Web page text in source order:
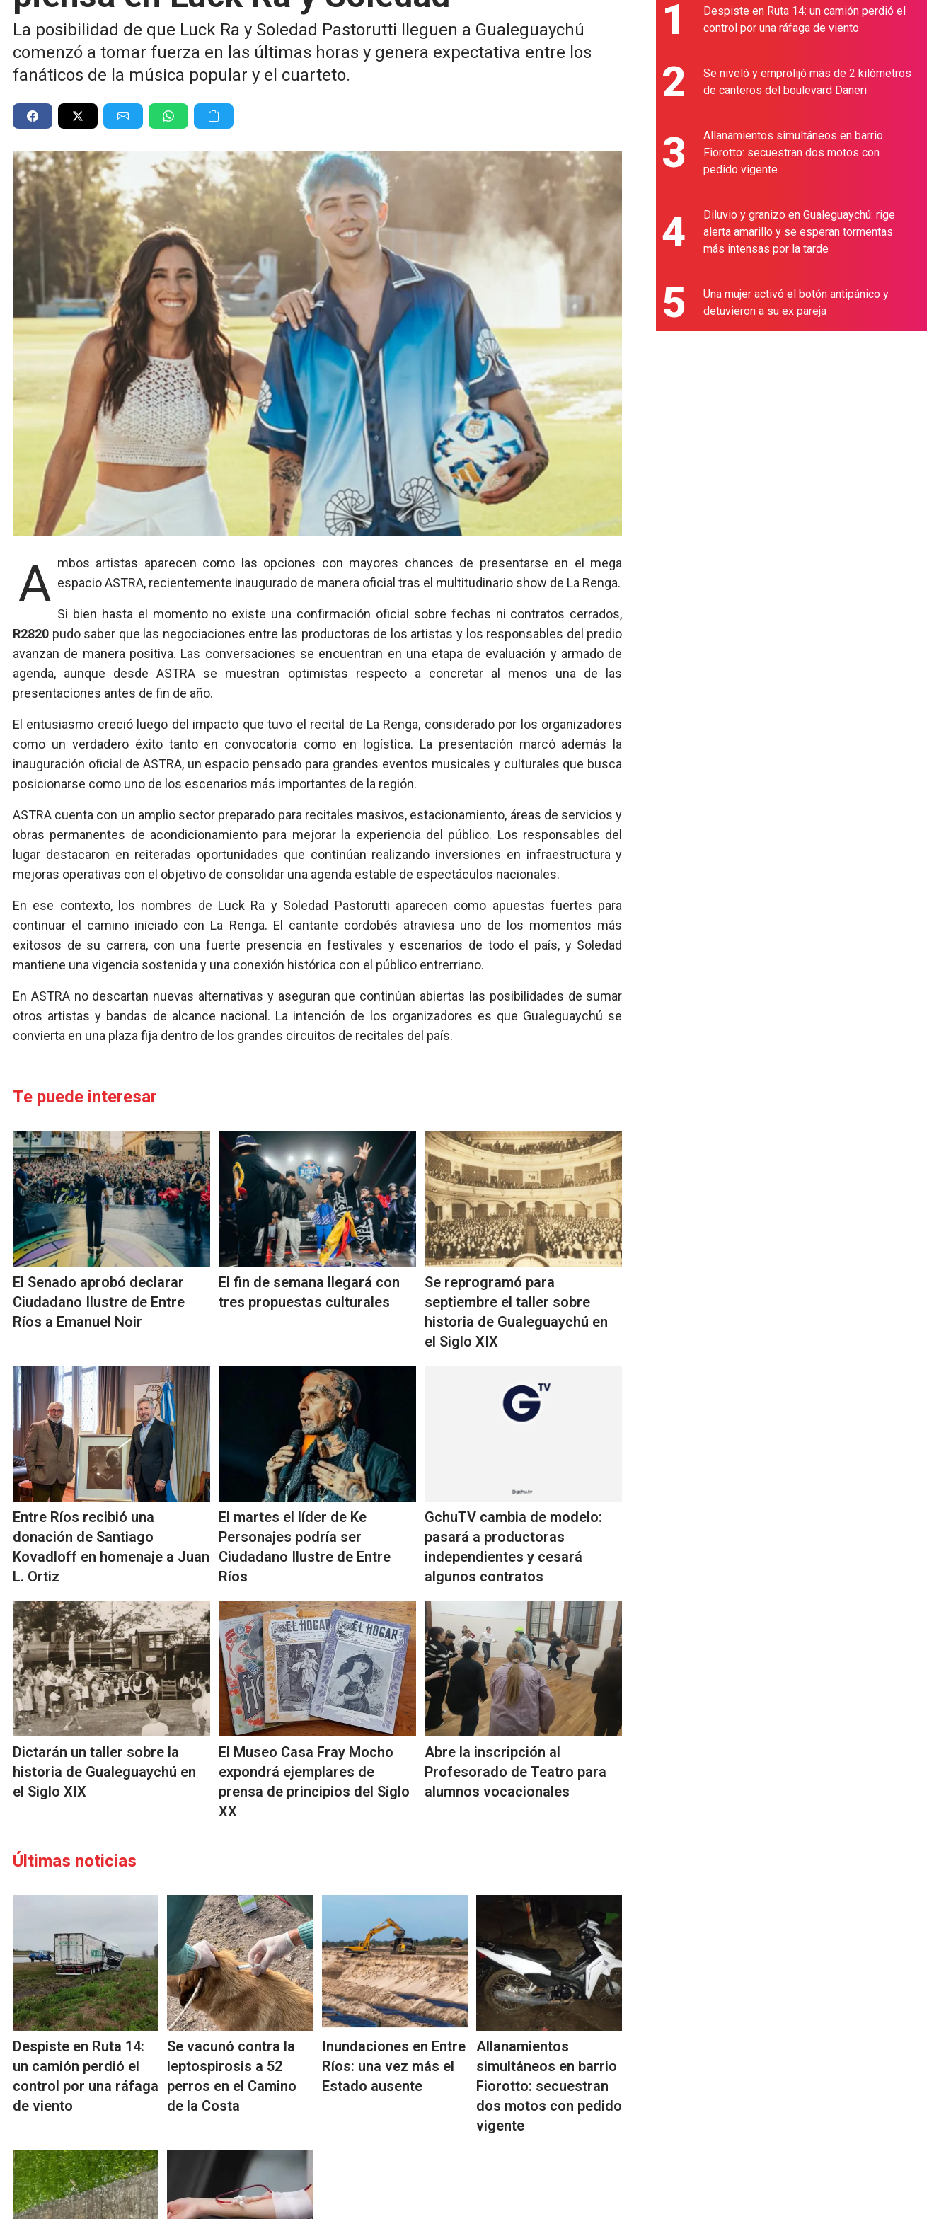
La posibilidad de que Luck Ra y Soledad Pastorutti lleguen a Gualeguaychú
comenzó a tomar fuerza en las últimas horas y genera expectativa entre los
fanáticos de la música popular y el cuarteto.
Ambos artistas aparecen como las opciones con mayores chances de presentarse en el mega espacio ASTRA, recientemente inaugurado de manera oficial tras el multitudinario show de La Renga.
Si bien hasta el momento no existe una confirmación oficial sobre fechas ni contratos cerrados,
R2820 pudo saber que las negociaciones entre las productoras de los artistas y los responsables del predio
avanzan de manera positiva. Las conversaciones se encuentran en una etapa de evaluación y armado de
agenda, aunque desde ASTRA se muestran optimistas respecto a concretar al menos una de las
presentaciones antes de fin de año.
El entusiasmo creció luego del impacto que tuvo el recital de La Renga, considerado por los organizadores
como un verdadero éxito tanto en convocatoria como en logística. La presentación marcó además la
inauguración oficial de ASTRA, un espacio pensado para grandes eventos musicales y culturales que busca
posicionarse como uno de los escenarios más importantes de la región.
ASTRA cuenta con un amplio sector preparado para recitales masivos, estacionamiento, áreas de servicios y
obras permanentes de acondicionamiento para mejorar la experiencia del público. Los responsables del
lugar destacaron en reiteradas oportunidades que continúan realizando inversiones en infraestructura y
mejoras operativas con el objetivo de consolidar una agenda estable de espectáculos nacionales.
En ese contexto, los nombres de Luck Ra y Soledad Pastorutti aparecen como apuestas fuertes para
continuar el camino iniciado con La Renga. El cantante cordobés atraviesa uno de los momentos más
exitosos de su carrera, con una fuerte presencia en festivales y escenarios de todo el país, y Soledad
mantiene una vigencia sostenida y una conexión histórica con el público entrerriano.
En ASTRA no descartan nuevas alternativas y aseguran que continúan abiertas las posibilidades de sumar
otros artistas y bandas de alcance nacional. La intención de los organizadores es que Gualeguaychú se
convierta en una plaza fija dentro de los grandes circuitos de recitales del país.
Te puede interesar
El Senado aprobó declarar
Ciudadano Ilustre de Entre
Ríos a Emanuel Noir
El fin de semana llegará con
tres propuestas culturales
Se reprogramó para
septiembre el taller sobre
historia de Gualeguaychú en
el Siglo XIX
Entre Ríos recibió una
donación de Santiago
Kovadloff en homenaje a Juan
L. Ortiz
El martes el líder de Ke
Personajes podría ser
Ciudadano Ilustre de Entre
Ríos
GchuTV cambia de modelo:
pasará a productoras
independientes y cesará
algunos contratos
Dictarán un taller sobre la
historia de Gualeguaychú en
el Siglo XIX
El Museo Casa Fray Mocho
expondrá ejemplares de
prensa de principios del Siglo
XX
Abre la inscripción al
Profesorado de Teatro para
alumnos vocacionales
Últimas noticias
Despiste en Ruta 14:
un camión perdió el
control por una ráfaga
de viento
Se vacunó contra la
leptospirosis a 52
perros en el Camino
de la Costa
Inundaciones en Entre
Ríos: una vez más el
Estado ausente
Allanamientos
simultáneos en barrio
Fiorotto: secuestran
dos motos con pedido
vigente
1
Despiste en Ruta 14: un camión perdió el
control por una ráfaga de viento
2
Se niveló y emprolijó más de 2 kilómetros
de canteros del boulevard Daneri
3
Allanamientos simultáneos en barrio
Fiorotto: secuestran dos motos con
pedido vigente
4
Diluvio y granizo en Gualeguaychú: rige
alerta amarillo y se esperan tormentas
más intensas por la tarde
5
Una mujer activó el botón antipánico y
detuvieron a su ex pareja